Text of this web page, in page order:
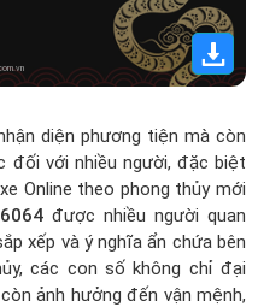
diện phương tiện mà còn
đối với nhiều người, đặc biệt
Online theo phong thủy mới
được nhiều người quan
xếp và ý nghĩa ẩn chứa bên
các con số không chỉ đại
ảnh hưởng đến vận mệnh,